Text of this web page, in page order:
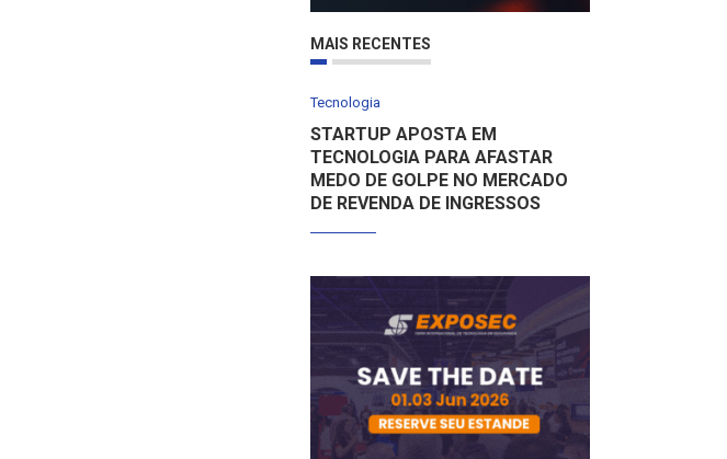
MAIS RECENTES
Tecnologia
STARTUP APOSTA EM
TECNOLOGIA PARA AFASTAR
MEDO DE GOLPE NO MERCADO
DE REVENDA DE INGRESSOS